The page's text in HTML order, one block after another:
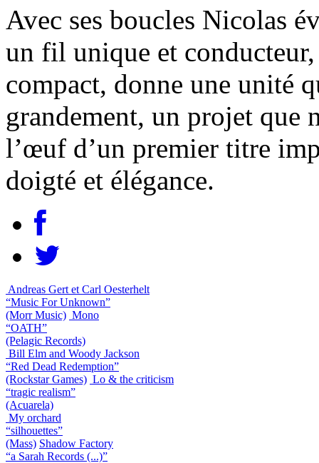
Avec ses boucles Nicolas
un fil unique et
compact, donne une unité
grandement, un projet que
l’œuf d’un premier titre
doigté et élégance.
Andreas Gert et Carl Oesterhelt
“Music For Unknown”
(Morr Music) Mono
“OATH”
(Pelagic Records)
Bill Elm and Woody Jackson
“Red Dead Redemption”
(Rockstar Games) Lo & the criticism
“tragic realism”
(Acuarela)
My orchard
“silhouettes”
(Mass) Shadow Factory
“a Sarah Records (...)”